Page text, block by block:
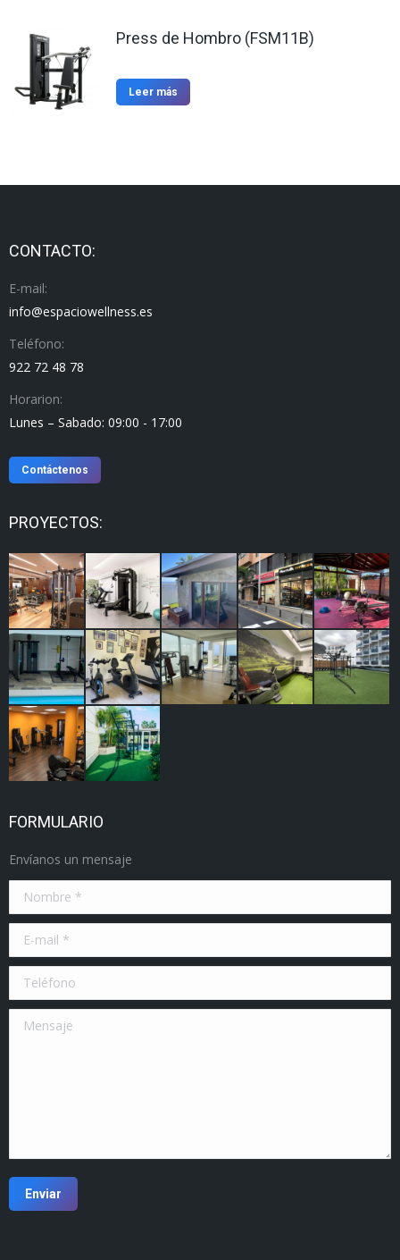
Press de Hombro (FSM11B)
Leer más
CONTACTO:
E-mail:
info@espaciowellness.es
Teléfono:
922 72 48 78
Horarion:
Lunes – Sabado: 09:00 - 17:00
Contáctenos
PROYECTOS:
FORMULARIO
Envíanos un mensaje
Nombre *
E-mail *
Teléfono
Mensaje
Enviar